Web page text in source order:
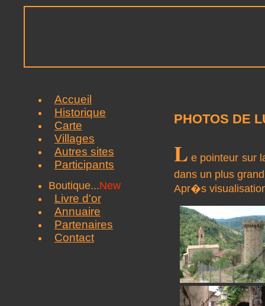
Accueil
Historique
Carte
Villages
Autres sites
Participants
Boutique...New
Livre d'or
Annuaire
Partenaires
Contact
PHOTOS DE
L e pointeur sur
dans un plus
Apr�s